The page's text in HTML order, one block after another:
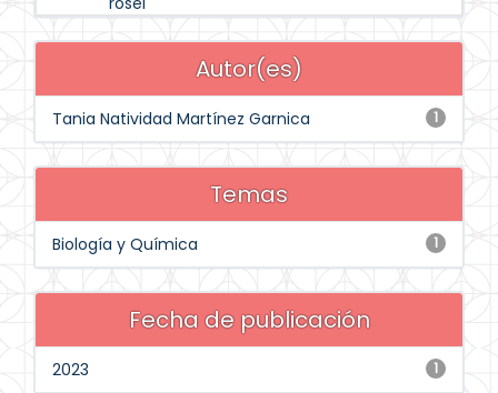
Autor(es)
1
Tania Natividad Martínez Garnica
Temas
1
Biología y Química
Fecha de publicación
1
2023